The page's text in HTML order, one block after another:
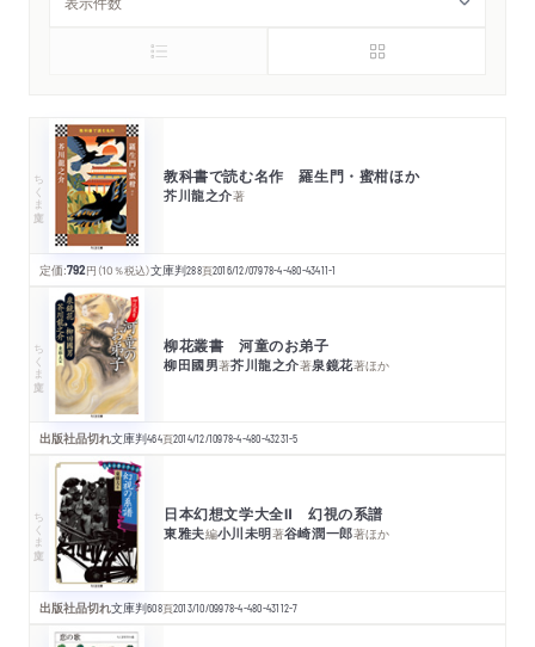
ちくま文庫 教科書で読む名作 羅生門・蜜柑ほか
芥川龍之介著
定価:792円 （10％税込）文庫判288頁2016/12/07978-4-480-43411-1
ちくま文庫 柳花叢書 河童のお弟子
柳田國男著芥川龍之介著泉鏡花著ほか
出版社品切れ文庫判464頁2014/12/10978-4-480-43231-5
ちくま文庫 日本幻想文学大全Ⅱ 幻視の系譜
東雅夫編小川未明著谷崎潤一郎著ほか
出版社品切れ文庫判608頁2013/10/09978-4-480-43112-7